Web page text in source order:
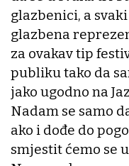
glazbenici, a
glazbena
za ovakav tip
publiku tako da
jako ugodno na
Nadam se samo
ako i dođe do
smjestit ćemo se